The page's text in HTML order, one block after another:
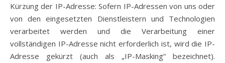
Kürzung der IP-Adresse: Sofern IP-Adressen von uns oder
von den eingesetzten Dienstleistern und Technologien
verarbeitet werden und die Verarbeitung einer
vollständigen IP-Adresse nicht erforderlich ist, wird die IP-
Adresse gekürzt (auch als „IP-Masking“ bezeichnet).